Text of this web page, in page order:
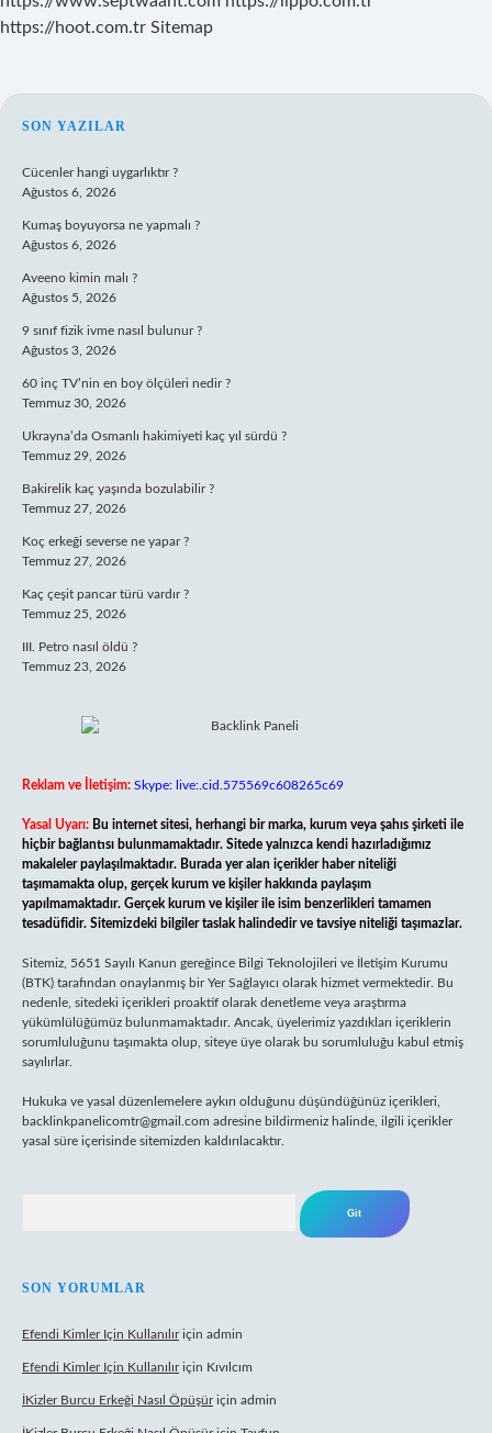
https://hoot.com.tr Sitemap
SIDEBAR
SON YAZILAR
Cücenler hangi uygarlıktır ?
Ağustos 6, 2026
Kumaş boyuyorsa ne yapmalı ?
Ağustos 6, 2026
Aveeno kimin malı ?
Ağustos 5, 2026
9 sınıf fizik ivme nasıl bulunur ?
Ağustos 3, 2026
60 inç TV’nin en boy ölçüleri nedir ?
Temmuz 30, 2026
Ukrayna’da Osmanlı hakimiyeti kaç yıl sürdü ?
Temmuz 29, 2026
Bakirelik kaç yaşında bozulabilir ?
Temmuz 27, 2026
Koç erkeği severse ne yapar ?
Temmuz 27, 2026
Kaç çeşit pancar türü vardır ?
Temmuz 25, 2026
III. Petro nasıl öldü ?
Temmuz 23, 2026
Reklam ve İletişim: Skype: live:.cid.575569c608265c69
Yasal Uyarı: Bu internet sitesi, herhangi bir marka, kurum veya şahıs şirketi ile
hiçbir bağlantısı bulunmamaktadır. Sitede yalnızca kendi hazırladığımız
makaleler paylaşılmaktadır. Burada yer alan içerikler haber niteliği
taşımamakta olup, gerçek kurum ve kişiler hakkında paylaşım
yapılmamaktadır. Gerçek kurum ve kişiler ile isim benzerlikleri tamamen
tesadüfidir. Sitemizdeki bilgiler taslak halindedir ve tavsiye niteliği taşımazlar.
Sitemiz, 5651 Sayılı Kanun gereğince Bilgi Teknolojileri ve İletişim Kurumu
(BTK) tarafından onaylanmış bir Yer Sağlayıcı olarak hizmet vermektedir. Bu
nedenle, sitedeki içerikleri proaktif olarak denetleme veya araştırma
yükümlülüğümüz bulunmamaktadır. Ancak, üyelerimiz yazdıkları içeriklerin
sorumluluğunu taşımakta olup, siteye üye olarak bu sorumluluğu kabul etmiş
sayılırlar.
Hukuka ve yasal düzenlemelere aykırı olduğunu düşündüğünüz içerikleri,
backlinkpanelicomtr@gmail.com adresine bildirmeniz halinde, ilgili içerikler
yasal süre içerisinde sitemizden kaldırılacaktır.
SON YORUMLAR
Efendi Kimler Için Kullanılıriçin admin
Efendi Kimler Için Kullanılıriçin Kıvılcım
İKizler Burcu Erkeği Nasıl Öpüşüriçin admin